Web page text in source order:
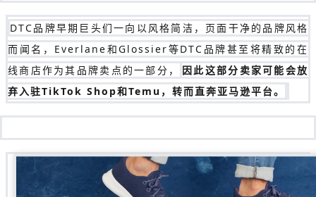
DTC品牌早期巨头们一向以风格简洁，页面干净的品牌风格
而闻名，Everlane和Glossier等DTC品牌甚至将精致的在
线商店作为其品牌卖点的一部分，
因此这部分卖家可能会放
弃入驻TikTok Shop和Temu，转而直奔亚马逊平台。